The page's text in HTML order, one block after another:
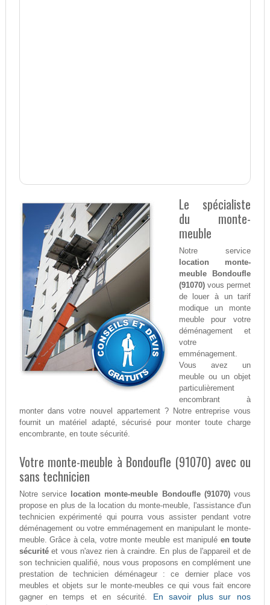
Le spécialiste
du monte-
meuble
Notre service
location monte-
meuble Bondoufle
(91070)vous permet
de louer à un tarif
modique un monte
meuble pour votre
déménagement et
votre
emménagement.
Vous avez un
meuble ou un objet
particulièrement
encombrant à
monter dans votre nouvel appartement ? Notre entreprise vous
fournit un matériel adapté, sécurisé pour monter toute charge
encombrante, en toute sécurité.
Votre monte-meuble à Bondoufle (91070) avec ou
sans technicien
Notre service location monte-meuble Bondoufle (91070)vous
propose en plus de la location du monte-meuble, l'assistance d'un
technicien expérimenté qui pourra vous assister pendant votre
déménagement ou votre emménagement en manipulant le monte-
meuble. Grâce à cela, votre monte meuble est manipulé en toute
sécuritéet vous n'avez rien à craindre. En plus de l'appareil et de
son technicien qualifié, nous vous proposons en complément une
prestation de technicien déménageur : ce dernier place vos
meubles et objets sur le monte-meubles ce qui vous fait encore
gagner en temps et en sécurité. En savoir plus sur nos